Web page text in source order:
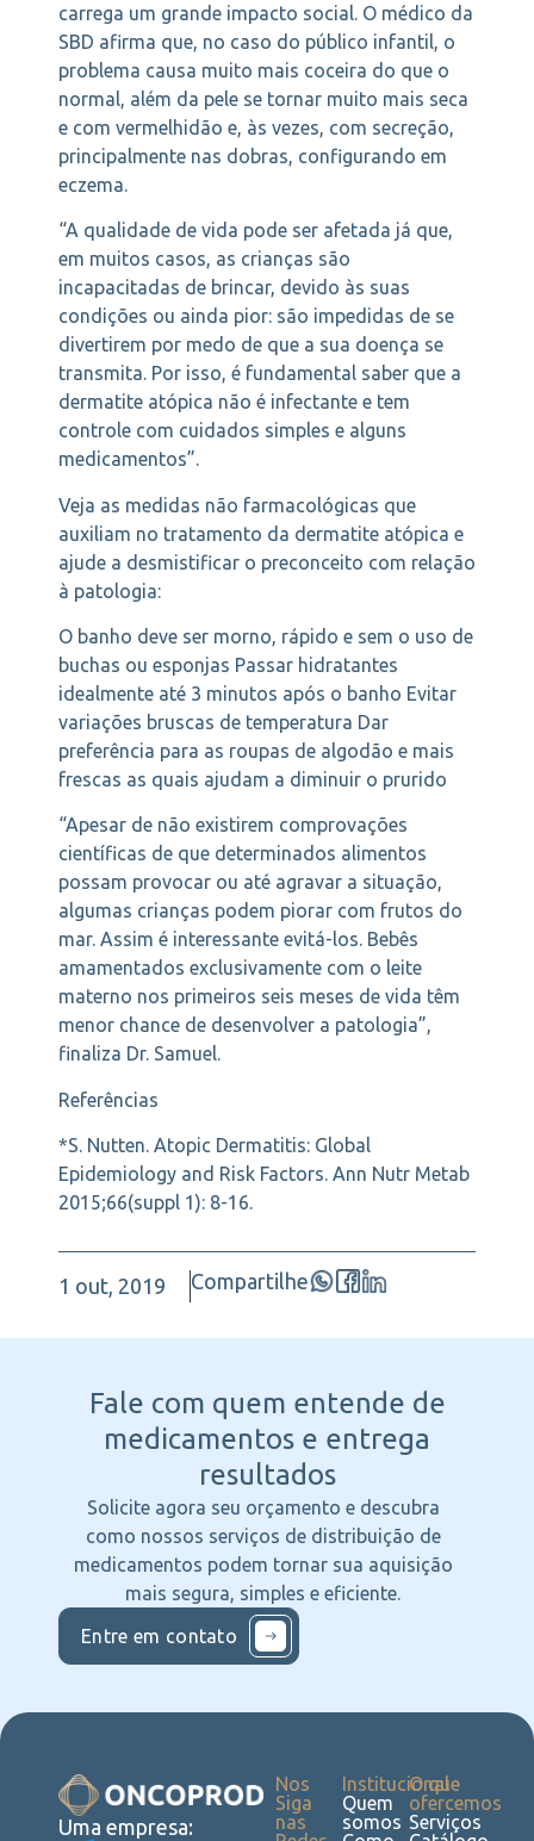
carrega um grande impacto social. O médico da
SBD afirma que, no caso do público infantil, o
problema causa muito mais coceira do que o
normal, além da pele se tornar muito mais seca
e com vermelhidão e, às vezes, com secreção,
principalmente nas dobras, configurando em
eczema.
“A qualidade de vida pode ser afetada já que,
em muitos casos, as crianças são
incapacitadas de brincar, devido às suas
condições ou ainda pior: são impedidas de se
divertirem por medo de que a sua doença se
transmita. Por isso, é fundamental saber que a
dermatite atópica não é infectante e tem
controle com cuidados simples e alguns
medicamentos”.
Veja as medidas não farmacológicas que
auxiliam no tratamento da dermatite atópica e
ajude a desmistificar o preconceito com relação
à patologia:
O banho deve ser morno, rápido e sem o uso de
buchas ou esponjas Passar hidratantes
idealmente até 3 minutos após o banho Evitar
variações bruscas de temperatura Dar
preferência para as roupas de algodão e mais
frescas as quais ajudam a diminuir o prurido
“Apesar de não existirem comprovações
científicas de que determinados alimentos
possam provocar ou até agravar a situação,
algumas crianças podem piorar com frutos do
mar. Assim é interessante evitá-los. Bebês
amamentados exclusivamente com o leite
materno nos primeiros seis meses de vida têm
menor chance de desenvolver a patologia”,
finaliza Dr. Samuel.
Referências
*S. Nutten. Atopic Dermatitis: Global
Epidemiology and Risk Factors. Ann Nutr Metab
2015;66(suppl 1): 8-16.
1 out, 2019 Compartilhe
Fale com quem entende de
medicamentos e entrega
resultados
Solicite agora seu orçamento e descubra
como nossos serviços de distribuição de
medicamentos podem tornar sua aquisição
mais segura, simples e eficiente.
Entre em contato
Uma empresa:
Institucional
Quem
somos
O que
ofercemos
Serviços
Nos
Siga
nas